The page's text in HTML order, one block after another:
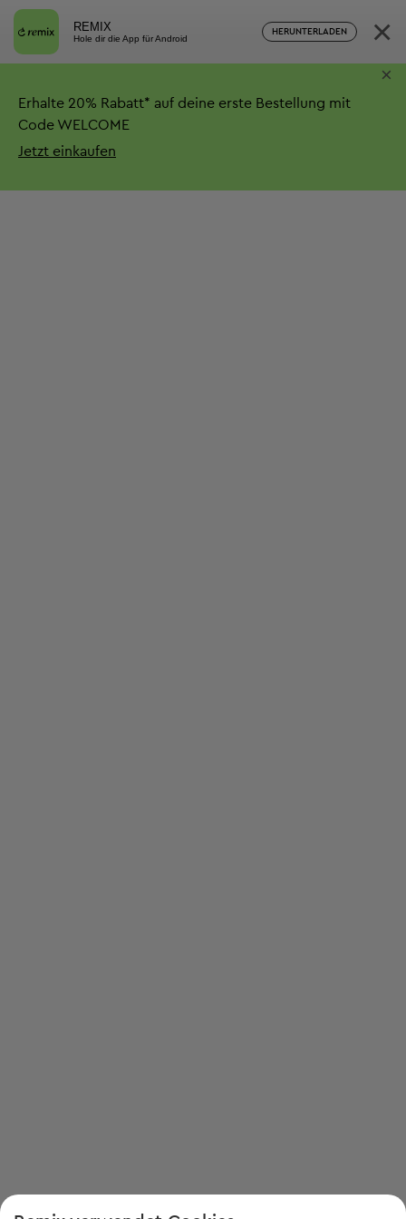
REMIX
Hole dir die App für Android
HERUNTERLADEN ×
Erhalte 20% Rabatt* auf deine erste Bestellung mit
Code WELCOME
Jetzt einkaufen
×